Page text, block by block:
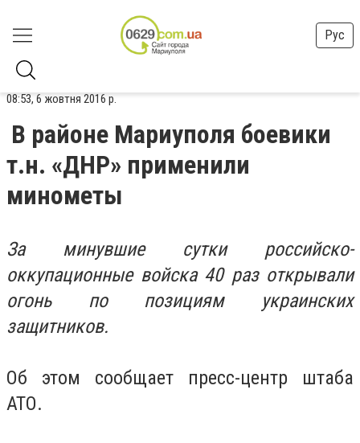
Рус
08:53, 6 жовтня 2016 р.
В районе Мариуполя боевики
т.н. «ДНР» применили
минометы
За минувшие сутки российско-
оккупационные войска 40 раз открывали
огонь по позициям украинских
защитников.
Об этом сообщает пресс-центр штаба
АТО.